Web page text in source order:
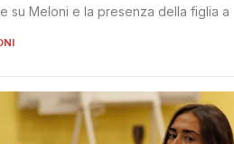
su Meloni e la presenza della figlia a